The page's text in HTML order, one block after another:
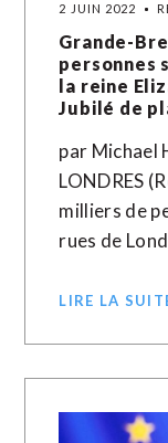
2 JUIN 2022
Grande-
personnes
la reine
Jubilé de
par Michael
LONDRES
milliers de
rues de
LIRE LA